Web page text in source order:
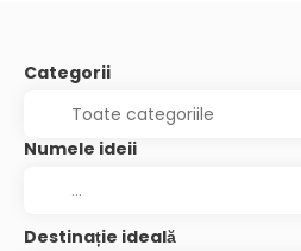
Categorii
Numele ideii
Destinație ideală